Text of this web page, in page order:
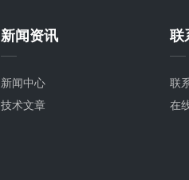
新闻资讯
新闻中心
技术文章
联
联
在